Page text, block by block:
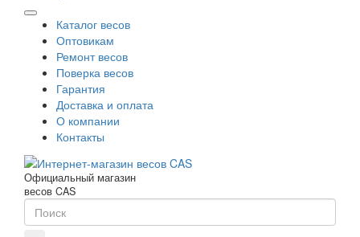
Каталог весов
Оптовикам
Ремонт весов
Поверка весов
Гарантия
Доставка и оплата
О компании
Контакты
Официальный магазин
весов CAS